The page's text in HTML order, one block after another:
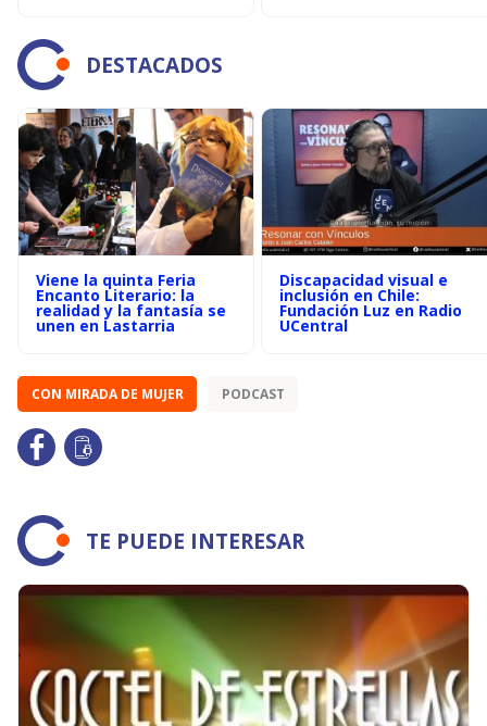
DESTACADOS
Viene la quinta Feria
Encanto Literario: la
realidad y la fantasía se
unen en Lastarria
Discapacidad visual e
inclusión en Chile:
Fundación Luz en Radio
UCentral
CON MIRADA DE MUJER PODCAST
TE PUEDE INTERESAR